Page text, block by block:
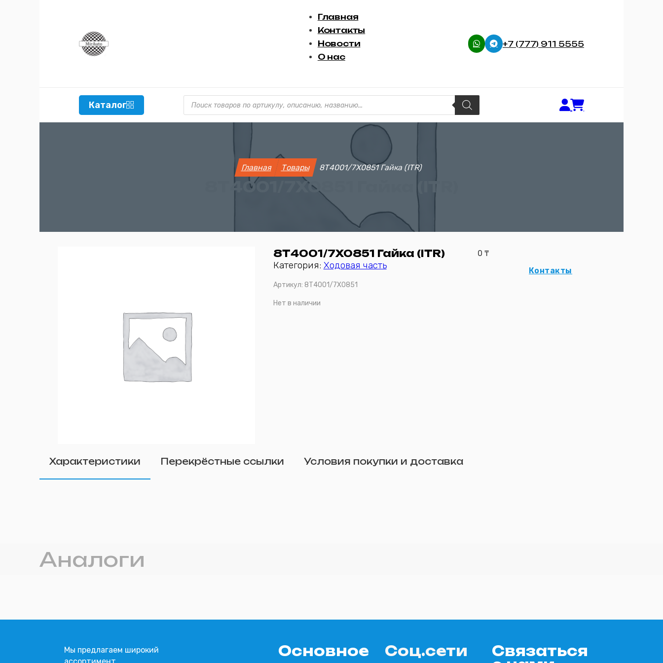
Главная
Контакты
Новости
О нас
+7 (777) 911 5555
Каталог
Поиск товаров
Главная Товары 8Т4001/7X0851 Гайка (ITR)
8Т4001/7X0851 Гайка (ITR)
8Т4001/7X0851 Гайка (ITR)
Категория: Ходовая часть
Артикул: 8Т4001/7X0851
Нет в наличии
0 ₸
Контакты
Характеристики Перекрёстные ссылки Условия покупки и доставка
Аналоги
Мы предлагаем широкий
Основное Соц.сети
Связаться
Прикрепите фото (по желанию)